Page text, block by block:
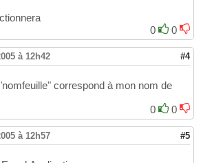
0
0
à 12h42 #4
correspond à mon nom de
0
0
à 12h57 #5